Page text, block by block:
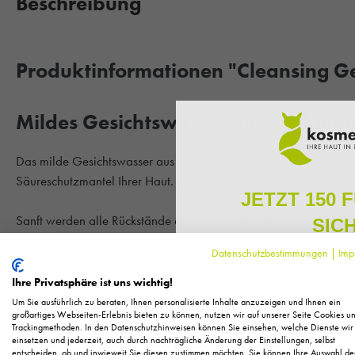
Produktinformationen "Cleansing
Mildes Gesichtswasser ohne Alkohol
Das milde Gesichtswasser aus der CLEANSING Serie von
Säureschutzmantel Ihrer Haut. Die Lotion bereitet die Haut auf
Sanft werden alle Rückstände durch das Gesichtswasser
Hauttyp:Für die alle Hauttypen geeignet.
Ihre Vorteile im Überblick:
mild zur Haut
Datenschutzbestimmungen |
Ihre Privatsphäre ist uns wichtig!
Um Sie ausführlich zu beraten, Ihnen personalisierte Inhalte anzuzeigen und Ihnen ein
großartiges Webseiten-Erlebnis bieten zu können, nutzen wir auf unserer Seite Cookies
Trackingmethoden. In den Datenschutzhinweisen können Sie einsehen, welche Dienste wir
einsetzen und jederzeit, auch durch nachträgliche Änderung der Einstellungen, selbst
JETZT 150
Melden Sie sich zu
regelmäßig exklusive
Pflege, neue Produkte
Als kleines Dankeschön für
Ihnen150 Fuchstaler*, die
Einkauf